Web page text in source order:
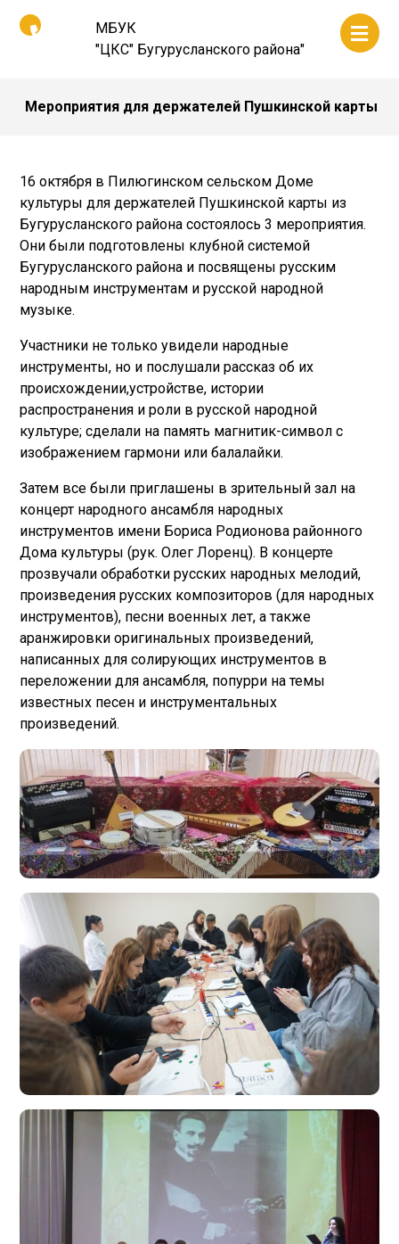
МБУК
"ЦКС" Бугурусланского района"
Мероприятия для держателей Пушкинской карты
16 октября в Пилюгинском сельском Доме
культуры для держателей Пушкинской карты из
Бугурусланского района состоялось 3 мероприятия.
Они были подготовлены клубной системой
Бугурусланского района и посвящены русским
народным инструментам и русской народной
музыке.
Участники не только увидели народные
инструменты, но и послушали рассказ об их
происхождении,устройстве, истории
распространения и роли в русской народной
культуре; сделали на память магнитик-символ с
изображением гармони или балалайки.
Затем все были приглашены в зрительный зал на
концерт народного ансамбля народных
инструментов имени Бориса Родионова районного
Дома культуры (рук. Олег Лоренц). В концерте
прозвучали обработки русских народных мелодий,
произведения русских композиторов (для народных
инструментов), песни военных лет, а также
аранжировки оригинальных произведений,
написанных для солирующих инструментов в
переложении для ансамбля, попурри на темы
известных песен и инструментальных
произведений.